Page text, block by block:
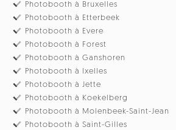
Photobooth à Bruxelles
Photobooth à Etterbeek
Photobooth à Evere
Photobooth à Forest
Photobooth à Ganshoren
Photobooth à Ixelles
Photobooth à Jette
Photobooth à Koekelberg
Photobooth à Molenbeek-Saint-Jean
Photobooth à Saint-Gilles